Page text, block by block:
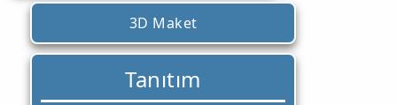
3D Maket
Tanıtım